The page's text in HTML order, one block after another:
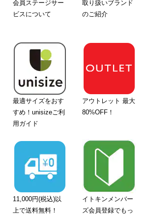
会員ステージサー
ビスについて
取り扱いブランド
のご紹介
最適サイズをおす
すめ！unisizeご利
用ガイド
アウトレット 最大
80%OFF！
11,000円(税込)以
上で送料無料！
イトキンメンバー
ズ会員登録でもっ